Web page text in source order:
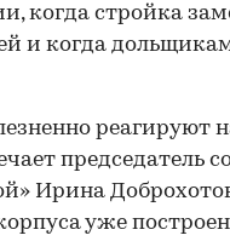
когда стройка
и когда
реагируют
председатель
Ирина
уже